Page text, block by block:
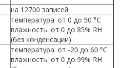
на 12700 записей
температура: от 0 до 50 °С
влажность: от 0 до 85% RH
(без конденсации)
температура: от -20 до 60 °С
влажность: от 0 до 99% RH